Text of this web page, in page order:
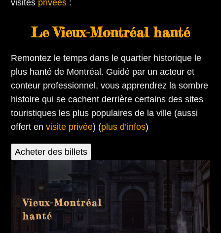
visites privées :
Le Vieux-Montréal hanté
Remontez le temps dans le quartier historique le
plus hanté de Montréal. Guidé par un acteur et
conteur professionnel, vous apprendrez la sombre
histoire qui se cachent derrière certains des sites
touristiques les plus populaires de la ville (aussi
offert envisite privée) (plus d’infos)
Acheter des billets